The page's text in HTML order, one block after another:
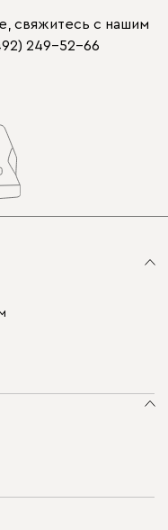
свяжитесь с нашим
249-52-66